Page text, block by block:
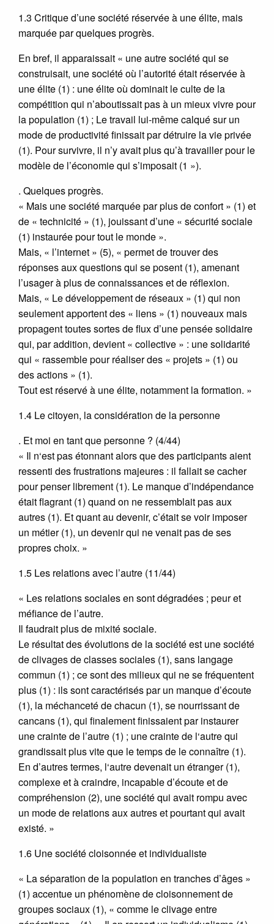
1.3 Critique d’une société réservée à une élite, mais
marquée par quelques progrès.
En bref, il apparaissait « une autre société qui se
construisait, une société où l’autorité était réservée à
une élite (1) : une élite où dominait le culte de la
compétition qui n’aboutissait pas à un mieux vivre pour
la population (1) ; Le travail lui-même calqué sur un
mode de productivité finissait par détruire la vie privée
(1). Pour survivre, il n’y avait plus qu’à travailler pour le
modèle de l’économie qui s’imposait (1 »).
. Quelques progrès.
« Mais une société marquée par plus de confort » (1) et
de « technicité » (1), jouissant d’une « sécurité sociale
(1) instaurée pour tout le monde ».
Mais, « l’internet » (5), « permet de trouver des
réponses aux questions qui se posent (1), amenant
l’usager à plus de connaissances et de réflexion.
Mais, « Le développement de réseaux » (1) qui non
seulement apportent des « liens » (1) nouveaux mais
propagent toutes sortes de flux d’une pensée solidaire
qui, par addition, devient « collective » : une solidarité
qui « rassemble pour réaliser des « projets » (1) ou
des actions » (1).
Tout est réservé à une élite, notamment la formation. »
1.4 Le citoyen, la considération de la personne
. Et moi en tant que personne ? (4/44)
« Il n‘est pas étonnant alors que des participants aient
ressenti des frustrations majeures : il fallait se cacher
pour penser librement (1). Le manque d’indépendance
était flagrant (1) quand on ne ressemblait pas aux
autres (1). Et quant au devenir, c’était se voir imposer
un métier (1), un devenir qui ne venait pas de ses
propres choix. »
1.5 Les relations avec l’autre (11/44)
« Les relations sociales en sont dégradées ; peur et
méfiance de l’autre.
Il faudrait plus de mixité sociale.
Le résultat des évolutions de la société est une société
de clivages de classes sociales (1), sans langage
commun (1) ; ce sont des milieux qui ne se fréquentent
plus (1) : ils sont caractérisés par un manque d’écoute
(1), la méchanceté de chacun (1), se nourrissant de
cancans (1), qui finalement finissaient par instaurer
une crainte de l’autre (1) ; une crainte de l‘autre qui
grandissait plus vite que le temps de le connaître (1).
En d’autres termes, l‘autre devenait un étranger (1),
complexe et à craindre, incapable d’écoute et de
compréhension (2), une société qui avait rompu avec
un mode de relations aux autres et pourtant qui avait
existé. »
1.6 Une société cloisonnée et individualiste
« La séparation de la population en tranches d’âges »
(1) accentue un phénomène de cloisonnement de
groupes sociaux (1), « comme le clivage entre